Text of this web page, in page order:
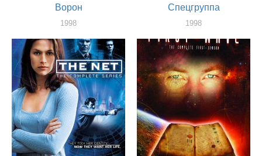
Ворон
1998
Спецгруппа
1998